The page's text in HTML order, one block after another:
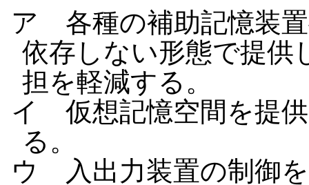
ア 各種の補助記憶装
依存しない形態で提供
担を軽減する。
イ 仮想記憶空間を提
る。
ウ 入出力装置の制御